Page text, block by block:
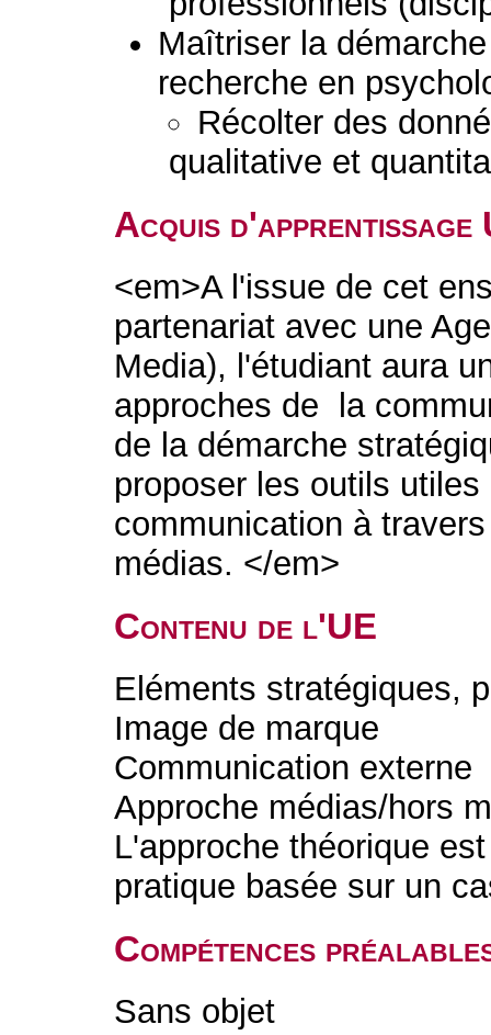
Maîtriser la
recherche en
Récolter des
qualitative et
Acquis d'apprentissage
<em>A l'issue de cet
partenariat avec une
Media), l'étudiant aura
approches de la
de la démarche
proposer les outils
communication à
médias. </em>
Contenu de l'UE
Eléments stratégiques,
Image de marque
Communication externe
Approche médias/hors
L'approche théorique
pratique basée sur un
Compétences
Sans objet